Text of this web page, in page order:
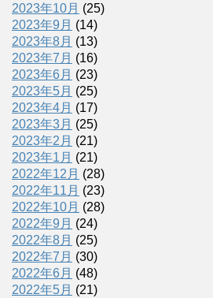
2023年10月 (25)
2023年9月 (14)
2023年8月 (13)
2023年7月 (16)
2023年6月 (23)
2023年5月 (25)
2023年4月 (17)
2023年3月 (25)
2023年2月 (21)
2023年1月 (21)
2022年12月 (28)
2022年11月 (23)
2022年10月 (28)
2022年9月 (24)
2022年8月 (25)
2022年7月 (30)
2022年6月 (48)
2022年5月 (21)